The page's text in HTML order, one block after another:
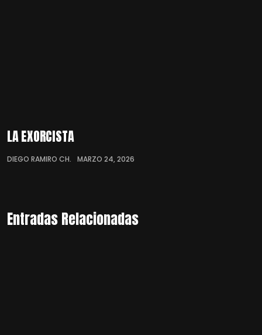
LA EXORCISTA
DIEGO RAMIRO CH. MARZO 24, 2026
Entradas Relacionadas